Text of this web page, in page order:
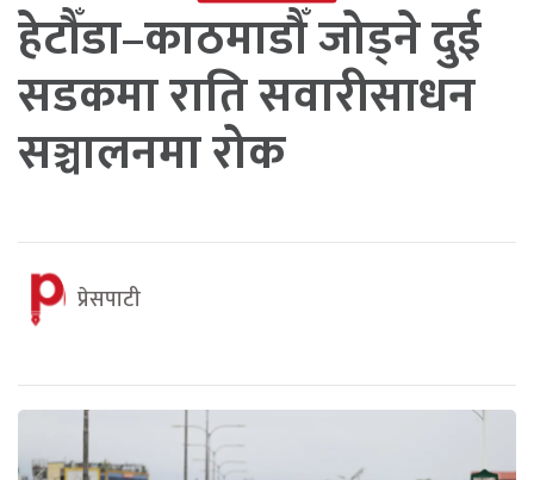
हेटौँडा–काठमाडौँ जोड्ने दुई
सडकमा राति सवारीसाधन
सञ्चालनमा रोक
प्रेसपाटी